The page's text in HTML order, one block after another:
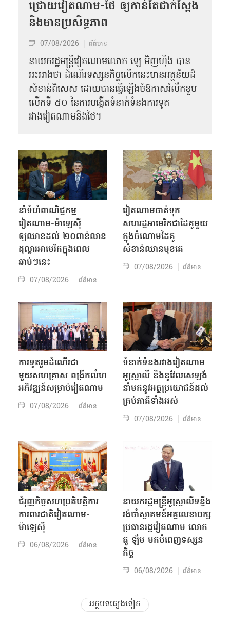
ជ្រោយវៀតណាម-ថៃ ឲ្យកាន់តែជាក់ស្ដែង
និងមានប្រសិទ្ធភាព
07/08/2026 ព័ត៌មាន
នាយករដ្ឋមន្ត្រីវៀតណាមលោក ឡេ មិញហ៊ឹង បាន
អះអាងថា ដំណើរទស្សនកិច្ចលើកនេះមានអត្ថន័យដ៏
សំខាន់ពិសេស ដោយបានធ្វើឡើងចំឱកាសរំលឹកខួប
លើកទី ៥០ នៃការបង្កើតទំនាក់ទំនងការទូត
រវាងវៀតណាមនិងថៃ។
នាំទំហំពាណិជ្ជកម្ម
វៀតណាម-ម៉ាឡេស៊ី
ឲ្យឈានដល់ ២០ពាន់លាន
ដុល្លារអាមេរិកក្នុងពេល
ឆាប់ៗនេះ
07/08/2026 ព័ត៌មាន
វៀតណាមចាត់ទុក
សហរដ្ឋអាមេរិកជាដៃគូមួយ
ក្នុងចំណោមដៃគូ
សំខាន់ឈានមុខគេ
07/08/2026 ព័ត៌មាន
ការទូតរួមដំណើរជា
មួយសហគ្រាស ពង្រីកលំហ
អភិវឌ្ឍន៍សម្រាប់វៀតណាម
07/08/2026 ព័ត៌មាន
ទំនាក់ទំនងរវាងវៀតណាម
អូស្ត្រាលី និងនូវែលសេឡង់
នាំមកនូវអត្ថប្រយោជន៍ដល់
គ្រប់ភាគីទាំងអស់
07/08/2026 ព័ត៌មាន
ជំរុញកិច្ចសហប្រតិបត្តិការ
ការពារជាតិវៀតណាម-
ម៉ាឡេស៊ី
06/08/2026 ព័ត៌មាន
នាយករដ្ឋមន្ត្រីអូស្ត្រាលីទន្ទឹង
រង់ចាំស្វាគមន៍អគ្គលេខាបក្ស
ប្រធានរដ្ឋវៀតណាម លោក
តូ ឡឹម មកបំពេញទស្សន
កិច្ច
06/08/2026 ព័ត៌មាន
អត្ថបទផ្សេងទៀត